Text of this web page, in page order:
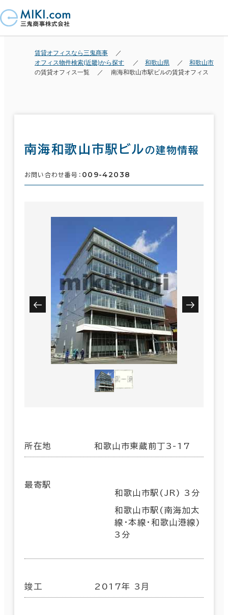
賃貸オフィスなら三鬼商事
オフィス物件検索(近畿)から探す
和歌山県
和歌山市
の賃貸オフィス一覧
南海和歌山市駅ビルの賃貸オフィス
南海和歌山市駅ビルの建物情報
お問い合わせ番号： 009-42038
所在地 和歌山市東蔵前丁3-17
最寄駅
和歌山市駅(JR) 3分
和歌山市駅(南海加太
線･本線･和歌山港線)
3分
竣工 2017年 3月